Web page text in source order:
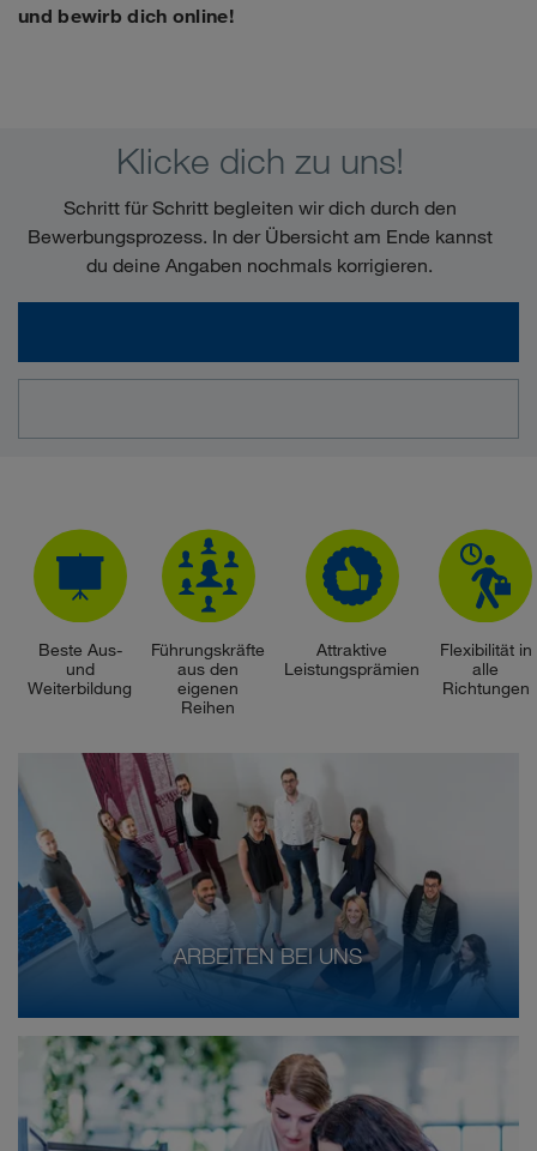
und bewirb dich online!
Klicke dich zu uns!
Schritt für Schritt begleiten wir dich durch den
Bewerbungsprozess. In der Übersicht am Ende kannst
du deine Angaben nochmals korrigieren.
Beste Aus-
und
Weiterbildung
Führungskräfte
aus den
eigenen
Reihen
Attraktive
Leistungsprämien
Flexibilität in
alle
Richtungen
ARBEITEN BEI UNS